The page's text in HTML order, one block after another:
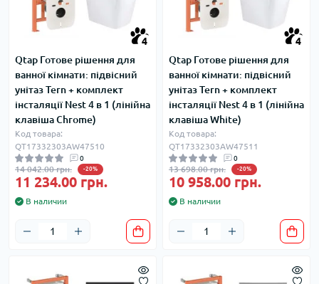
4
Qtap Готове рішення для
ванної кімнати: підвісний
унітаз Tern + комплект
інсталяції Nest 4 в 1 (лінійна
клавіша Chrome)
Код товара:
QT17332303AW47510
0
14 042.00 грн. -20%
11 234.00 грн.
В наличии
4
Qtap Готове рішення для
ванної кімнати: підвісний
унітаз Tern + комплект
інсталяції Nest 4 в 1 (лінійна
клавіша White)
Код товара:
QT17332303AW47511
0
13 698.00 грн. -20%
10 958.00 грн.
В наличии